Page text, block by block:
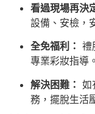
看過現場再決
設備、安檢，
全免福利： 禮
專業彩妝指導。
解決困難： 如
務，擺脫生活